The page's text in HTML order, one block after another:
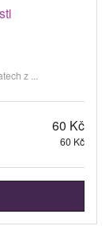
z ...
60 Kč
60 Kč